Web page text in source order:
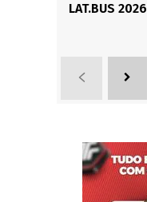
LAT.BUS 2026